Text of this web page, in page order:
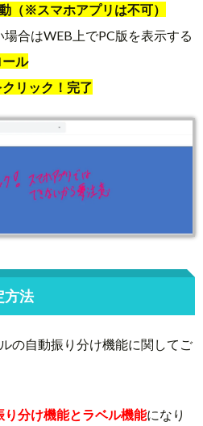
※スマホアプリは不可）
合はWEB上でPC版を表示する
ル
リック！完了
方法
の自動振り分け機能に関してご
り分け機能とラベル機能になり